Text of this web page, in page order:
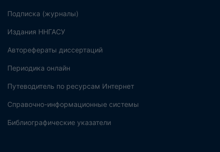
Подписка (журналы)
Издания ННГАСУ
Авторефераты диссертаций
Периодика онлайн
Путеводитель по ресурсам Интернет
Справочно-информационные системы
Библиографические указатели